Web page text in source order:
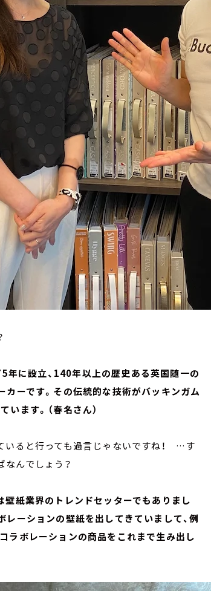
に設立、140年以上の歴史ある英国随一の
ーです。その伝統的な技術がバッキンガム
ます。（春名さん）
いると行っても過言じゃないですね！ …す
なんでしょう？
壁紙業界のトレンドセッターでもありまし
ーションの壁紙を出してきていまして、例
ラボレーションの商品をこれまで生み出し